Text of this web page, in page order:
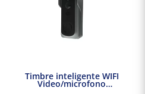
Timbre inteligente WIFI
Video/microfono